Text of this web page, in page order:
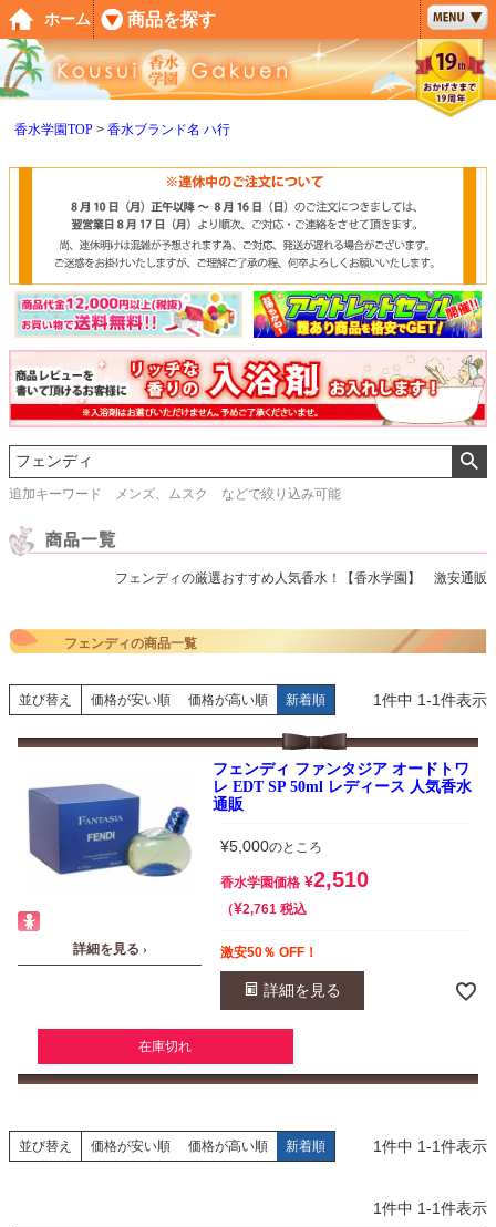
香水学園TOP 香水ブランド名 ハ行
追加キーワード メンズ、ムスク などで絞り込み可能
フェンディの厳選おすすめ人気香水！【香水学園】 激安通販
フェンディの商品一覧
並び替え 価格が安い順 価格が高い順 新着順 1件中 1-1件表示
詳細を見る ›
フェンディ ファンタジア オードトワ
レ EDT SP 50ml レディース 人気香水
通販
¥5,000のところ
香水学園価格 ¥2,510
¥2,761 税込
激安50％ OFF！
詳細を見る
在庫切れ
並び替え 価格が安い順 価格が高い順 新着順 1件中 1-1件表示
1件中 1-1件表示
ペー
ジト
ップ
へ
ホーム 商品を探す